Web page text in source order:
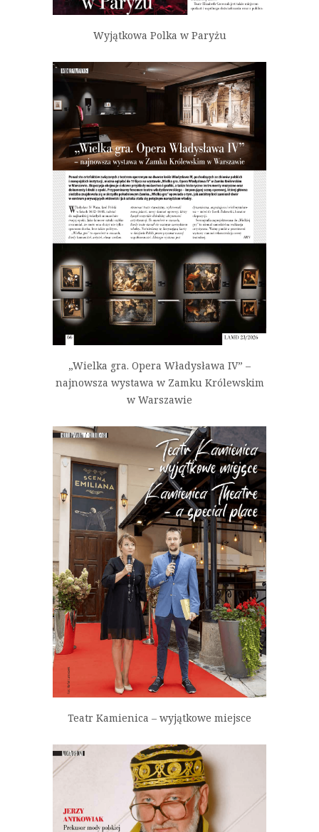
Wyjątkowa Polka w Paryżu
„Wielka gra. Opera Władysława IV” –
najnowsza wystawa w Zamku Królewskim
w Warszawie
Teatr Kamienica – wyjątkowe miejsce